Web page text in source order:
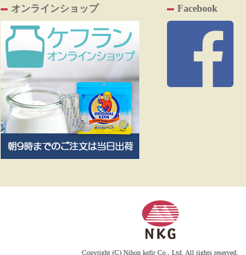
オンラインショップ Facebook
Copyright (C) Nihon kefir Co., Ltd. All rights reserved.